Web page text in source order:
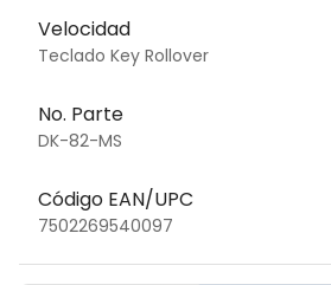
Velocidad
Teclado Key Rollover
No. Parte
DK-82-MS
Código EAN/UPC
7502269540097